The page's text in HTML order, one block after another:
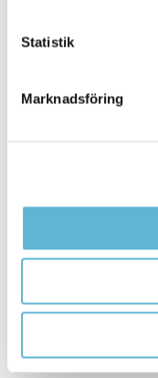
Statistik
Marknadsföring
Postadress
www.bromolla.se
Växel: 0456-82 20 00